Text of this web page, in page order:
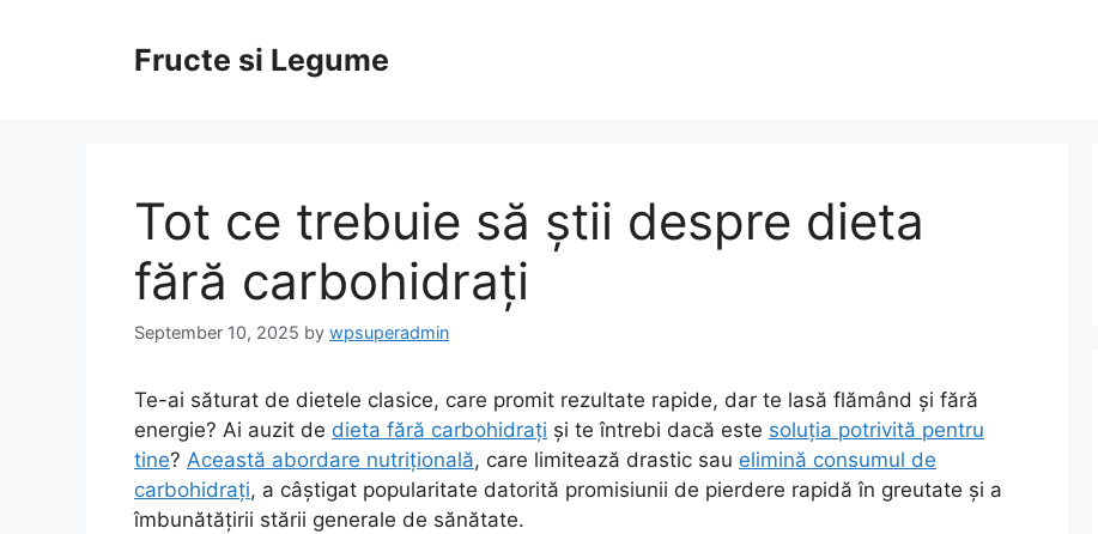
Fructe si Legume
Tot ce trebuie să știi despre dieta
fără carbohidrați
September 10, 2025 by wpsuperadmin
Te-ai săturat de dietele clasice, care promit rezultate rapide, dar te lasă flămând și fără
energie? Ai auzit de dieta fără carbohidrați și te întrebi dacă este soluția potrivită pentru
tine? Această abordare nutrițională, care limitează drastic sau elimină consumul de
carbohidrați, a câștigat popularitate datorită promisiunii de pierdere rapidă în greutate și a
îmbunătățirii stării generale de sănătate.